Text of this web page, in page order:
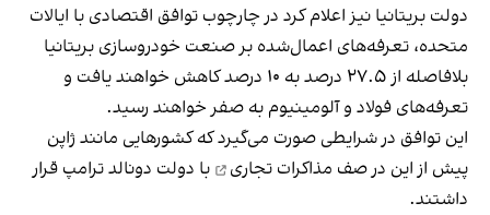
دولت بریتانیا نیز اعلام کرد در چارچوب توافق اقتصادی با ایالات
متحده، تعرفه‌های اعمال‌شده بر صنعت خودروسازی بریتانیا
بلافاصله از ۲۷.۵ درصد به ۱۰ درصد کاهش خواهند یافت و
تعرفه‌های فولاد و آلومینیوم به صفر خواهند رسید.
این توافق در شرایطی صورت می‌گیرد که کشورهایی مانند ژاپن
پیش از این درصف مذاکرات تجاری
با دولت دونالد ترامپ قرار
داشتند.